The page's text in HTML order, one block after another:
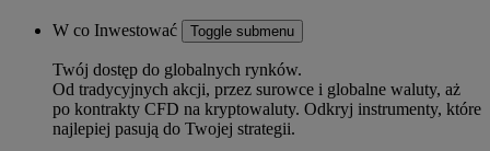
W co Inwestować Toggle submenu
Twój dostęp do globalnych rynków.
Od tradycyjnych akcji, przez surowce i globalne waluty, aż
po kontrakty CFD na kryptowaluty. Odkryj instrumenty, które
najlepiej pasują do Twojej strategii.